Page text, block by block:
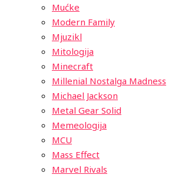
Mućke
Modern Family
Mjuzikl
Mitologija
Minecraft
Millenial Nostalga Madness
Michael Jackson
Metal Gear Solid
Memeologija
MCU
Mass Effect
Marvel Rivals